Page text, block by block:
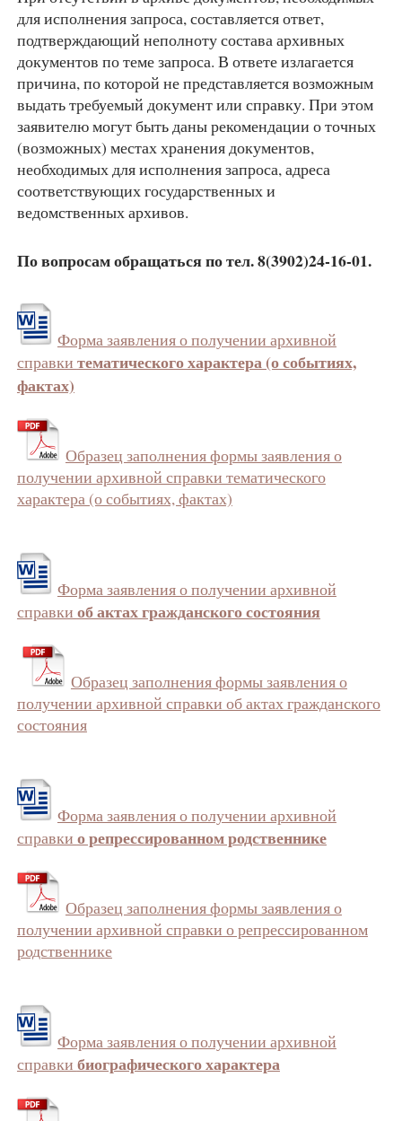
для исполнения запроса, составляется ответ,
подтверждающий неполноту состава архивных
документов по теме запроса. В ответе излагается
причина, по которой не представляется возможным
выдать требуемый документ или справку. При этом
заявителю могут быть даны рекомендации о точных
(возможных) местах хранения документов,
необходимых для исполнения запроса, адреса
соответствующих государственных и
ведомственных архивов.
По вопросам обращаться по тел. 8(3902)24-16-01.
Форма заявления о получении архивной
справки тематического характера (о событиях,
фактах)
Образец заполнения формы заявления о
получении архивной справки тематического
характера (о событиях, фактах)
Форма заявления о получении архивной
справки об актах гражданского состояния
Образец заполнения формы заявления о
получении архивной справки об актах гражданского
состояния
Форма заявления о получении архивной
справки о репрессированном родственнике
Образец заполнения формы заявления о
получении архивной справки о репрессированном
родственнике
Форма заявления о получении архивной
справки биографического характера